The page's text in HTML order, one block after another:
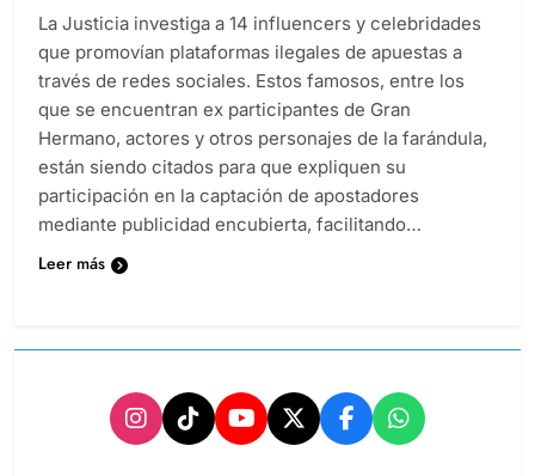
La Justicia investiga a 14 influencers y celebridades
que promovían plataformas ilegales de apuestas a
través de redes sociales. Estos famosos, entre los
que se encuentran ex participantes de Gran
Hermano, actores y otros personajes de la farándula,
están siendo citados para que expliquen su
participación en la captación de apostadores
mediante publicidad encubierta, facilitando…
Leer más